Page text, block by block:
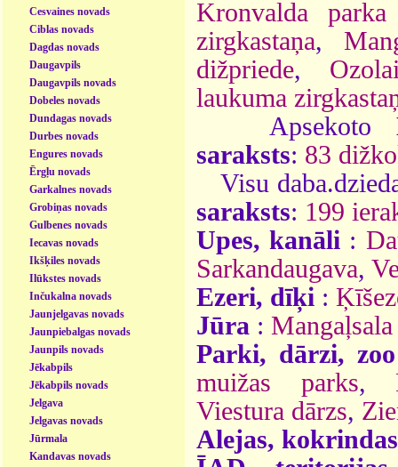
Cesvaines novads
Ciblas novads
Dagdas novads
Daugavpils
Daugavpils novads
Dobeles novads
Dundagas novads
Durbes novads
Engures novads
Ērgļu novads
Garkalnes novads
Grobiņas novads
Gulbenes novads
Iecavas novads
Ikšķiles novads
Ilūkstes novads
Inčukalna novads
Jaunjelgavas novads
Jaunpiebalgas novads
Jaunpils novads
Jēkabpils
Jēkabpils novads
Jelgava
Jelgavas novads
Jūrmala
Kandavas novads
Kronvalda parka
zirgkastaņa,
dižpriede,
laukuma
Apsekoto
saraksts: 83
Visu
saraksts: 199
Upes, kanāli :
Sarkandaugava,
Ezeri, dīķi :
Jūra :
Parki, dārzi, zoo
muižas parks,
Viestura dārzs,
Alejas, kokrindas